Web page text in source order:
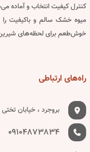
کنترل کیفیت انتخاب و آماده
میوه خشک سالم و باکیفیت را
خوش‌طعم برای لحظه‌های
راه‌های ارتباطی
بروجرد ، خیابان
09104873834